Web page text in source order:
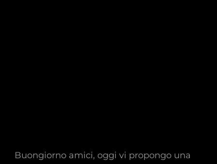
Buongiorno amici, oggi vi propongo una